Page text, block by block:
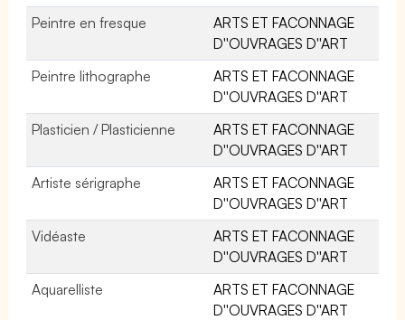
Peintre en fresque
ARTS ET FACONNAGE
D''OUVRAGES D''ART
Peintre lithographe
ARTS ET FACONNAGE
D''OUVRAGES D''ART
Plasticien / Plasticienne
ARTS ET FACONNAGE
D''OUVRAGES D''ART
Artiste sérigraphe
ARTS ET FACONNAGE
D''OUVRAGES D''ART
Vidéaste
ARTS ET FACONNAGE
D''OUVRAGES D''ART
Aquarelliste
ARTS ET FACONNAGE
D''OUVRAGES D''ART